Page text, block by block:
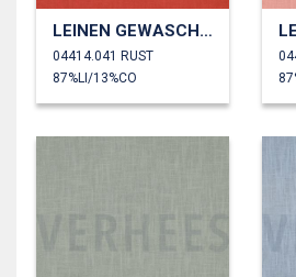
LEINEN GEWASCHEN 230 GM2
04414.041 RUST
87%LI/13%CO